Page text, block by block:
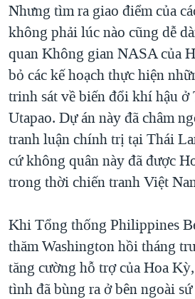
Nhưng tìm ra giao điểm của
không phải lúc nào cũng dễ
quan Không gian NASA của
bỏ các kế hoạch thực hiện
trinh sát về biến đổi khí hậu
Utapao. Dự án này đã châm
tranh luận chính trị tại Thái
cứ không quân này đã được
trong thời chiến tranh Việt
Khi Tổng thống Philippines
thăm Washington hồi tháng
tăng cường hỗ trợ của Hoa
tình đã bùng ra ở bên ngoài